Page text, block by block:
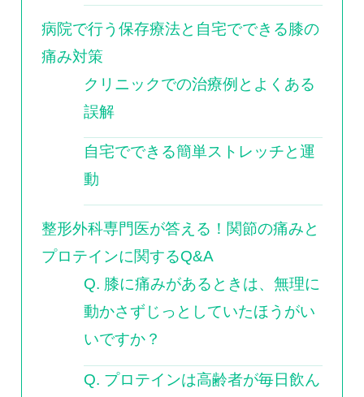
病院で行う保存療法と自宅でできる膝の
痛み対策
クリニックでの治療例とよくある
誤解
自宅でできる簡単ストレッチと運
動
整形外科専門医が答える！関節の痛みと
プロテインに関するQ&A
Q. 膝に痛みがあるときは、無理に
動かさずじっとしていたほうがい
いですか？
Q. プロテインは高齢者が毎日飲ん